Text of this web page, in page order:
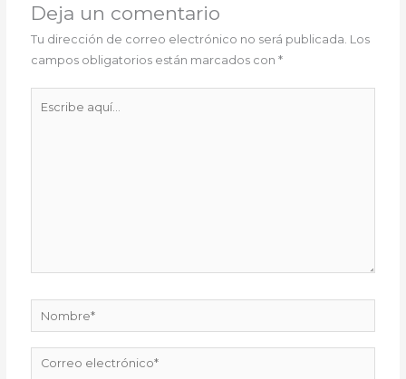
Deja un comentario
Tu dirección de correo electrónico no será publicada. Los
campos obligatorios están marcados con*
Nombre*
Correo